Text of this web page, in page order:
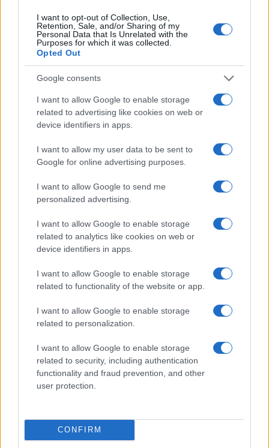
I want to opt-out of Collection, Use,
Retention, Sale, and/or Sharing of my
Personal Data that Is Unrelated with the
Purposes for which it was collected.
Opted Out
Google consents
I want to allow Google to enable storage
related to advertising like cookies on web or
device identifiers in apps.
I want to allow my user data to be sent to
Google for online advertising purposes.
I want to allow Google to send me
personalized advertising.
I want to allow Google to enable storage
related to analytics like cookies on web or
device identifiers in apps.
I want to allow Google to enable storage
related to functionality of the website or app.
I want to allow Google to enable storage
related to personalization.
I want to allow Google to enable storage
related to security, including authentication
functionality and fraud prevention, and other
user protection.
CONFIRM